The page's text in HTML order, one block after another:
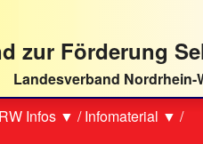
zur Förderung
Landesverband Nordrhein-
Infos ▼ /Infomaterial ▼ /